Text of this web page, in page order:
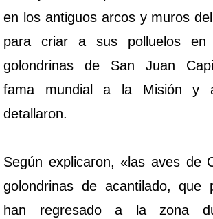
en los antiguos arcos y muros
para criar a sus polluelos
golondrinas de San Juan
fama mundial a la Misión y
detallaron.
Según explicaron, «las aves de
golondrinas de acantilado, que
han regresado a la zona